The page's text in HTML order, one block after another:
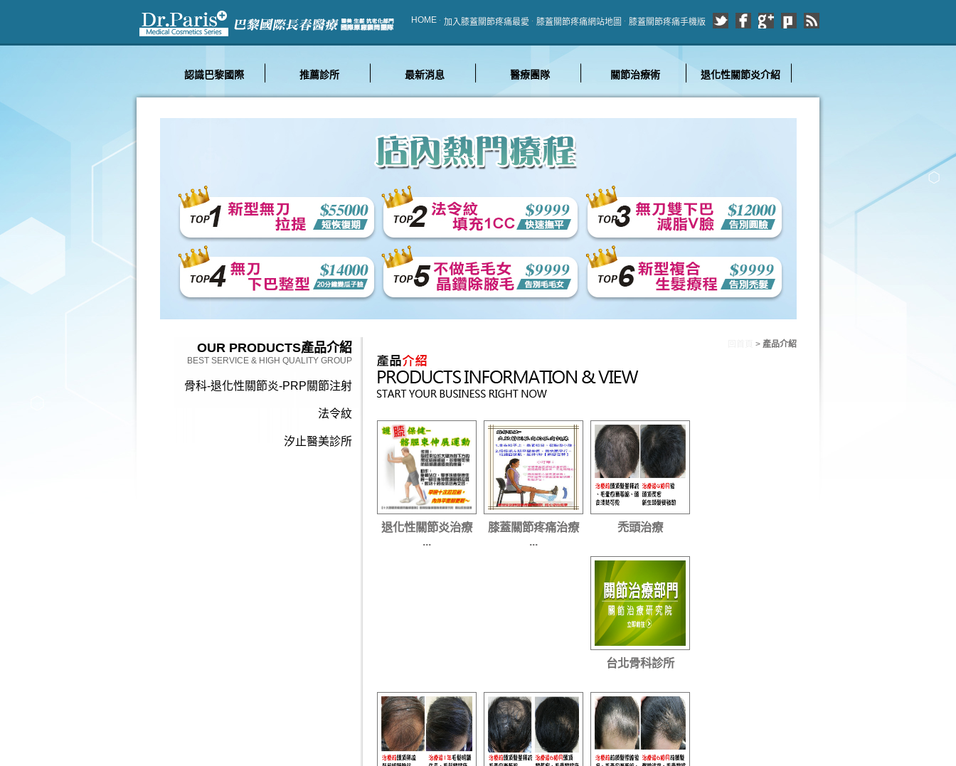
HOME 加入膝蓋關節疼痛最愛 膝蓋關節疼痛網站地圖 膝蓋關節疼痛手機版
認識巴黎國際 推薦診所 最新消息 醫療團隊 關節治療術 退化性關節炎介紹
OUR PRODUCTS產品介紹
BEST SERVICE & HIGH QUALITY GROUP
骨科-退化性關節炎-PRP關節注射
法令紋
汐止醫美診所
> 產品介紹
退化性關節炎治療
...
膝蓋關節疼痛治療
...
禿頭治療
台北骨科診所